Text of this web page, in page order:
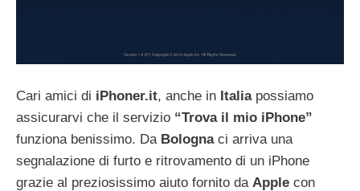
Cari amici di iPhoner.it, anche in Italiapossiamo
assicurarvi che il servizio “Trova il mio iPhone”
funziona benissimo. Da Bolognaci arriva una
segnalazione di furto e ritrovamento di un iPhone
grazie al preziosissimo aiuto fornito da Apple con